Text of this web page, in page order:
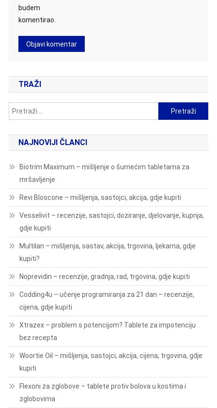
budem
komentirao.
TRAŽI
Pretraži:
NAJNOVIJI ČLANCI
Biotrim Maximum – mišljenje o šumećim tabletama za
mršavljenje
Revi Bloscone – mišljenja, sastojci, akcija, gdje kupiti
Vesselivit – recenzije, sastojci, doziranje, djelovanje, kupnja,
gdje kupiti
Multilan – mišljenja, sastav, akcija, trgovina, ljekarna, gdje
kupiti?
Noprevidin – recenzije, gradnja, rad, trgovina, gdje kupiti
Codding4u – učenje programiranja za 21 dan – recenzije,
cijena, gdje kupiti
Xtrazex – problem s potencijom? Tablete za impotenciju
bez recepta
Woortie Oil – mišljenja, sastojci, akcija, cijena, trgovina, gdje
kupiti
Flexoni za zglobove – tablete protiv bolova u kostima i
zglobovima